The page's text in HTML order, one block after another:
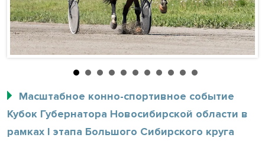
Масштабное конно-спортивное событие
Кубок Губернатора Новосибирской области в
рамках I этапа Большого Сибирского круга